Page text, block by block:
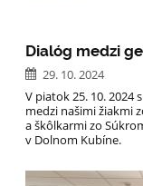
TV:
Dialóg medzi
29. 10. 2024
V piatok 25. 10. 2024
medzi našimi žiakmi
a škôlkarmi zo
v Dolnom Kubíne.